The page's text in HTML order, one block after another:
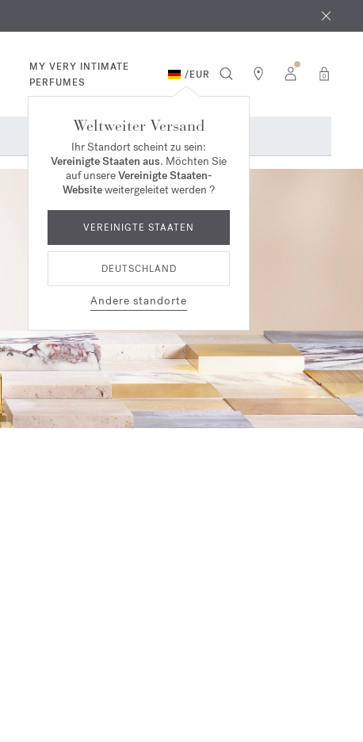
MY VERY INTIMATE
PERFUMES
/EUR 0
Weltweiter Versand
Ihr Standort scheint zu sein:
Vereinigte Staaten aus. Möchten Sie
auf unsereVereinigte Staaten-
Websiteweitergeleitet werden ?
VEREINIGTE STAATEN
DEUTSCHLAND
Andere standorte